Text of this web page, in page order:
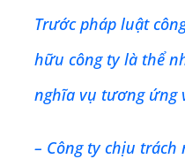
Trước pháp luật
hữu công ty là thể
nghĩa vụ tương ứng
– Công ty chịu